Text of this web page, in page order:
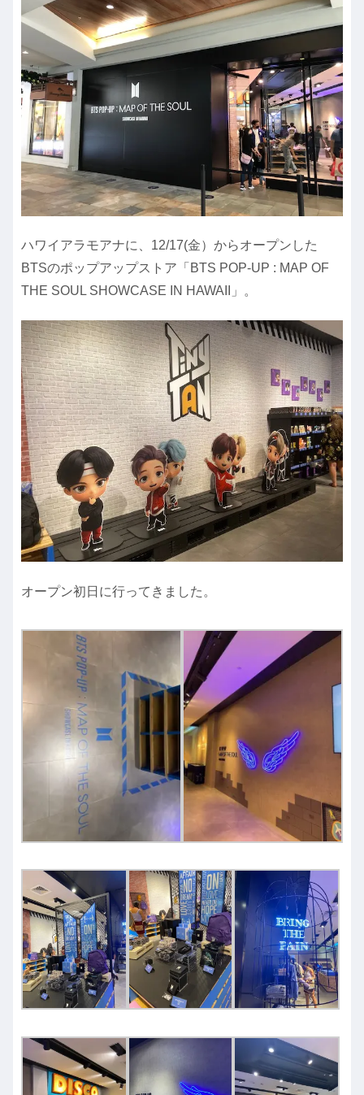
ハワイアラモアナに、12/17(金）からオープンした
BTSのポップアップストア「 BTS POP-UP : MAP OF
THE SOUL SHOWCASE IN HAWAII」。
オープン初日に行ってきました。